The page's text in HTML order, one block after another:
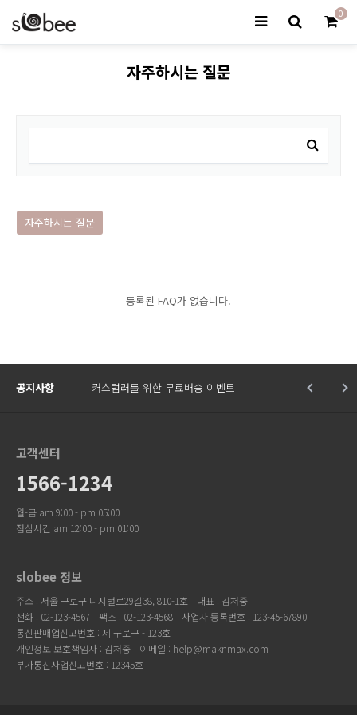
0
자주하시는 질문
자주하시는 질문
등록된 FAQ가 없습니다.
공지사항 커스텀러를 위한 무료배송 이벤트
고객센터
1566-1234
월-금 am 9:00 - pm 05:00
점심시간 am 12:00 - pm 01:00
slobee 정보
주소 : 서울 구로구 디지털로29길38, 810-1호
대표 : 김처중
전화 : 02-123-4567
팩스 : 02-123-4568
사업자 등록번호 : 123-45-67890
통신판매업신고번호 : 제 구로구 - 123호
개인정보 보호책임자 : 김처중
이메일 : help@maknmax.com
부가통신사업신고번호 : 12345호